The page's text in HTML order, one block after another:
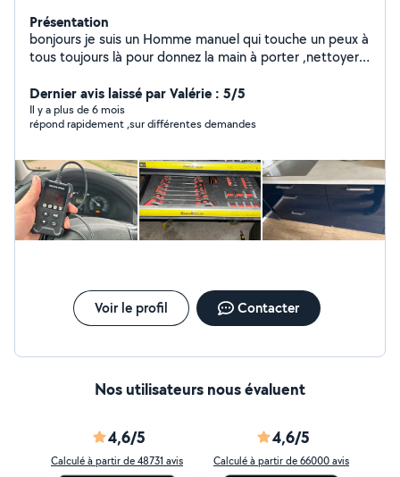
Présentation
bonjours je suis un Homme manuel qui touche un peux à
tous toujours là pour donnez la main à porter ,nettoyer
de connaissances et d'outils machine à pneus
équilibreurs repoussés piston diag voiture etc. Niveau
bricolage je touche à tous ( déjà rénover 2 maisons
Dernier avis laissé par Valérie : 5/5
Il y a plus de 6 mois
répond rapidement ,sur différentes demandes
Voir le profil Contacter
Nos utilisateurs nous évaluent
4,6/5
Calculé à partir de 48731 avis
4,6/5
Calculé à partir de 66000 avis